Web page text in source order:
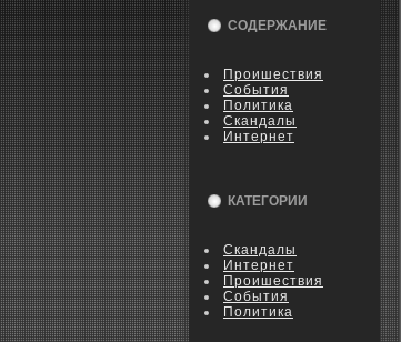
СОДЕРЖАНИЕ
Пpoишествия
События
Политика
Скандалы
Интернет
КАТЕГОРИИ
Скандалы
Интернет
Пpoишествия
События
Политика